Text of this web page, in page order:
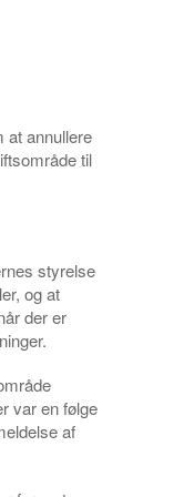
at annullere
til
styrelse
og at
der er
var en følge
af